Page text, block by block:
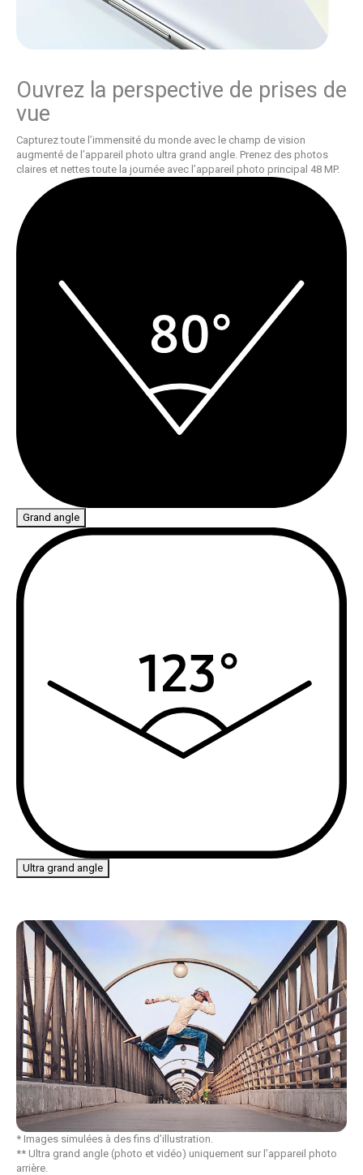
Ouvrez la perspective de prises de
vue
Capturez toute l’immensité du monde avec le champ de vision
augmenté de l’appareil photo ultra grand angle. Prenez des photos
claires et nettes toute la journée avec l’appareil photo principal 48 MP.
Grand angle
Ultra grand angle
* Images simulées à des fins d’illustration.
** Ultra grand angle (photo et vidéo) uniquement sur l’appareil photo
arrière.